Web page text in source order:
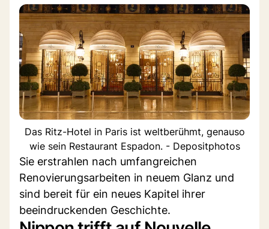
Das Ritz-Hotel in Paris ist weltberühmt, genauso
wie sein Restaurant Espadon. - Depositphotos
Sie erstrahlen nach umfangreichen
Renovierungsarbeiten in neuem Glanz und
sind bereit für ein neues Kapitel ihrer
beeindruckenden Geschichte.